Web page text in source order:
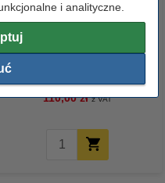
i analityczne.
Papier ksero A4 80 g/m2 (2500
110,00 zł z VAT